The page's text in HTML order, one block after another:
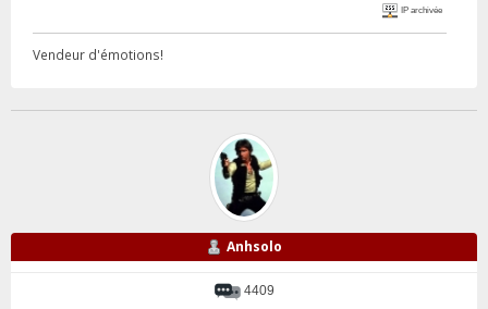
IP archivée
Vendeur d'émotions!
Anhsolo
4409